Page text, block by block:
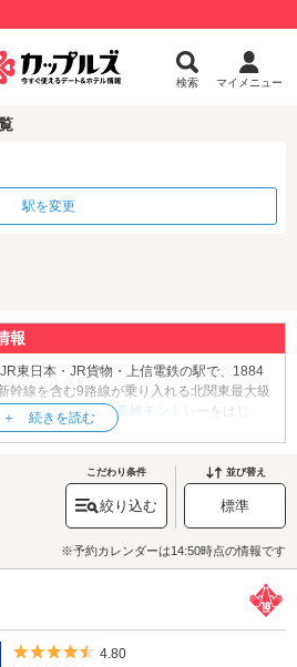
検索 マイメニュー
駅を変更
報
東日本・JR貨物・上信電鉄の駅で、1884
幹線を含む9路線が乗り入れる北関東最大級
います。駅ビルの高崎モントレー をはじ
スズラン高崎店など大型商業施設が並び、
最適なスポットもあります。高崎駅周辺に
デートの終着点として利用されています。
しの際は
カップルズが便利。おふたりの気
見つかるはずですよ。
こだわり条件
絞り込む
並び替え
標準
※予約カレンダーは14:50時点の情報です
5つ星のうち4.5
4.80